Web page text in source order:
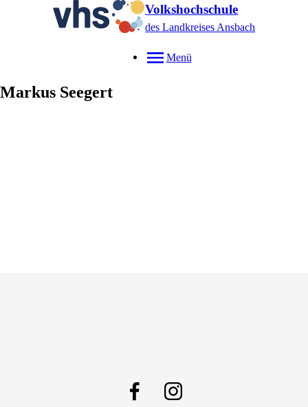
Volkshochschule
des Landkreises Ansbach
Menü
Markus Seegert